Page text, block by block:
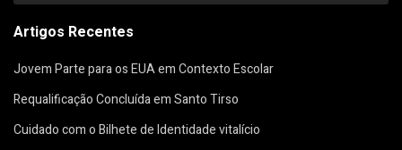
Artigos Recentes
Jovem Parte para os EUA em Contexto Escolar
Requalificação Concluída em Santo Tirso
Cuidado com o Bilhete de Identidade vitalício